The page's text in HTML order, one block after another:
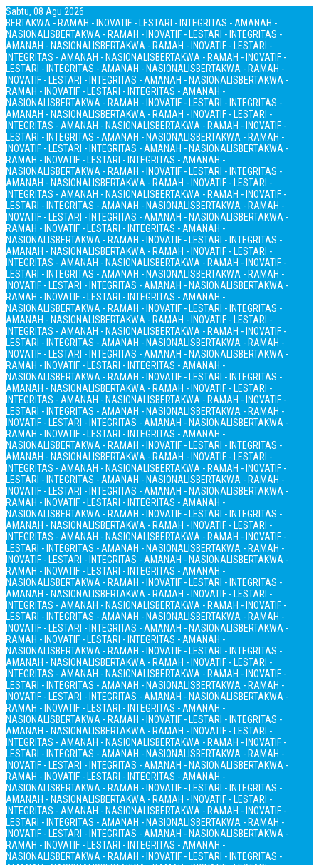
Sabtu, 08 Agu 2026
BERTAKWA - RAMAH - INOVATIF - LESTARI - INTEGRITAS - AMANAH -
NASIONALISBERTAKWA - RAMAH - INOVATIF - LESTARI - INTEGRITAS -
AMANAH - NASIONALISBERTAKWA - RAMAH - INOVATIF - LESTARI -
INTEGRITAS - AMANAH - NASIONALISBERTAKWA - RAMAH - INOVATIF -
LESTARI - INTEGRITAS - AMANAH - NASIONALISBERTAKWA - RAMAH -
INOVATIF - LESTARI - INTEGRITAS - AMANAH - NASIONALISBERTAKWA -
RAMAH - INOVATIF - LESTARI - INTEGRITAS - AMANAH -
NASIONALISBERTAKWA - RAMAH - INOVATIF - LESTARI - INTEGRITAS -
AMANAH - NASIONALISBERTAKWA - RAMAH - INOVATIF - LESTARI -
INTEGRITAS - AMANAH - NASIONALISBERTAKWA - RAMAH - INOVATIF -
LESTARI - INTEGRITAS - AMANAH - NASIONALISBERTAKWA - RAMAH -
INOVATIF - LESTARI - INTEGRITAS - AMANAH - NASIONALISBERTAKWA -
RAMAH - INOVATIF - LESTARI - INTEGRITAS - AMANAH -
NASIONALISBERTAKWA - RAMAH - INOVATIF - LESTARI - INTEGRITAS -
AMANAH - NASIONALISBERTAKWA - RAMAH - INOVATIF - LESTARI -
INTEGRITAS - AMANAH - NASIONALISBERTAKWA - RAMAH - INOVATIF -
LESTARI - INTEGRITAS - AMANAH - NASIONALISBERTAKWA - RAMAH -
INOVATIF - LESTARI - INTEGRITAS - AMANAH - NASIONALISBERTAKWA -
RAMAH - INOVATIF - LESTARI - INTEGRITAS - AMANAH -
NASIONALISBERTAKWA - RAMAH - INOVATIF - LESTARI - INTEGRITAS -
AMANAH - NASIONALISBERTAKWA - RAMAH - INOVATIF - LESTARI -
INTEGRITAS - AMANAH - NASIONALISBERTAKWA - RAMAH - INOVATIF -
LESTARI - INTEGRITAS - AMANAH - NASIONALISBERTAKWA - RAMAH -
INOVATIF - LESTARI - INTEGRITAS - AMANAH - NASIONALISBERTAKWA -
RAMAH - INOVATIF - LESTARI - INTEGRITAS - AMANAH -
NASIONALISBERTAKWA - RAMAH - INOVATIF - LESTARI - INTEGRITAS -
AMANAH - NASIONALISBERTAKWA - RAMAH - INOVATIF - LESTARI -
INTEGRITAS - AMANAH - NASIONALISBERTAKWA - RAMAH - INOVATIF -
LESTARI - INTEGRITAS - AMANAH - NASIONALISBERTAKWA - RAMAH -
INOVATIF - LESTARI - INTEGRITAS - AMANAH - NASIONALISBERTAKWA -
RAMAH - INOVATIF - LESTARI - INTEGRITAS - AMANAH -
NASIONALISBERTAKWA - RAMAH - INOVATIF - LESTARI - INTEGRITAS -
AMANAH - NASIONALISBERTAKWA - RAMAH - INOVATIF - LESTARI -
INTEGRITAS - AMANAH - NASIONALISBERTAKWA - RAMAH - INOVATIF -
LESTARI - INTEGRITAS - AMANAH - NASIONALISBERTAKWA - RAMAH -
INOVATIF - LESTARI - INTEGRITAS - AMANAH - NASIONALISBERTAKWA -
RAMAH - INOVATIF - LESTARI - INTEGRITAS - AMANAH -
NASIONALISBERTAKWA - RAMAH - INOVATIF - LESTARI - INTEGRITAS -
AMANAH - NASIONALISBERTAKWA - RAMAH - INOVATIF - LESTARI -
INTEGRITAS - AMANAH - NASIONALISBERTAKWA - RAMAH - INOVATIF -
LESTARI - INTEGRITAS - AMANAH - NASIONALISBERTAKWA - RAMAH -
INOVATIF - LESTARI - INTEGRITAS - AMANAH - NASIONALISBERTAKWA -
RAMAH - INOVATIF - LESTARI - INTEGRITAS - AMANAH -
NASIONALISBERTAKWA - RAMAH - INOVATIF - LESTARI - INTEGRITAS -
AMANAH - NASIONALISBERTAKWA - RAMAH - INOVATIF - LESTARI -
INTEGRITAS - AMANAH - NASIONALISBERTAKWA - RAMAH - INOVATIF -
LESTARI - INTEGRITAS - AMANAH - NASIONALISBERTAKWA - RAMAH -
INOVATIF - LESTARI - INTEGRITAS - AMANAH - NASIONALISBERTAKWA -
RAMAH - INOVATIF - LESTARI - INTEGRITAS - AMANAH -
NASIONALISBERTAKWA - RAMAH - INOVATIF - LESTARI - INTEGRITAS -
AMANAH - NASIONALISBERTAKWA - RAMAH - INOVATIF - LESTARI -
INTEGRITAS - AMANAH - NASIONALISBERTAKWA - RAMAH - INOVATIF -
LESTARI - INTEGRITAS - AMANAH - NASIONALISBERTAKWA - RAMAH -
INOVATIF - LESTARI - INTEGRITAS - AMANAH - NASIONALISBERTAKWA -
RAMAH - INOVATIF - LESTARI - INTEGRITAS - AMANAH -
NASIONALISBERTAKWA - RAMAH - INOVATIF - LESTARI - INTEGRITAS -
AMANAH - NASIONALISBERTAKWA - RAMAH - INOVATIF - LESTARI -
INTEGRITAS - AMANAH - NASIONALISBERTAKWA - RAMAH - INOVATIF -
LESTARI - INTEGRITAS - AMANAH - NASIONALISBERTAKWA - RAMAH -
INOVATIF - LESTARI - INTEGRITAS - AMANAH - NASIONALISBERTAKWA -
RAMAH - INOVATIF - LESTARI - INTEGRITAS - AMANAH -
NASIONALISBERTAKWA - RAMAH - INOVATIF - LESTARI - INTEGRITAS -
AMANAH - NASIONALISBERTAKWA - RAMAH - INOVATIF - LESTARI -
INTEGRITAS - AMANAH - NASIONALISBERTAKWA - RAMAH - INOVATIF -
LESTARI - INTEGRITAS - AMANAH - NASIONALISBERTAKWA - RAMAH -
INOVATIF - LESTARI - INTEGRITAS - AMANAH - NASIONALISBERTAKWA -
RAMAH - INOVATIF - LESTARI - INTEGRITAS - AMANAH -
NASIONALISBERTAKWA - RAMAH - INOVATIF - LESTARI - INTEGRITAS -
AMANAH - NASIONALISBERTAKWA - RAMAH - INOVATIF - LESTARI -
INTEGRITAS - AMANAH - NASIONALISBERTAKWA - RAMAH - INOVATIF -
LESTARI - INTEGRITAS - AMANAH - NASIONALISBERTAKWA - RAMAH -
INOVATIF - LESTARI - INTEGRITAS - AMANAH - NASIONALISBERTAKWA -
RAMAH - INOVATIF - LESTARI - INTEGRITAS - AMANAH -
NASIONALISBERTAKWA - RAMAH - INOVATIF - LESTARI - INTEGRITAS -